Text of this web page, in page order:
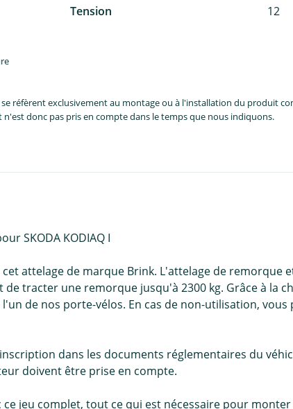
Tension 12
réfèrent exclusivement au montage ou à l'installation du produit
donc pas pris en compte dans le temps que nous indiquons.
SKODA KODIAQ I
attelage de marque Brink. L'attelage de remorque
tracter une remorque jusqu'à 2300 kg. Grâce à la
de nos porte-vélos. En cas de non-utilisation,
dans les documents réglementaires du
doivent être prise en compte.
jeu complet, tout ce qui est nécessaire pour